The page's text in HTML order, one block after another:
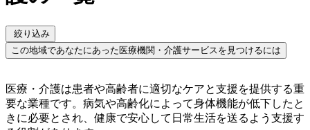
絞り込み
この地域であなたにあった医療機関・介護サービスを見つけるには
医療・介護は患者や高齢者に適切なケアと支援を提供する重
要な業種です。病気や高齢化によって身体機能が低下したと
きに必要とされ、健康で安心して日常生活を送るよう支援す